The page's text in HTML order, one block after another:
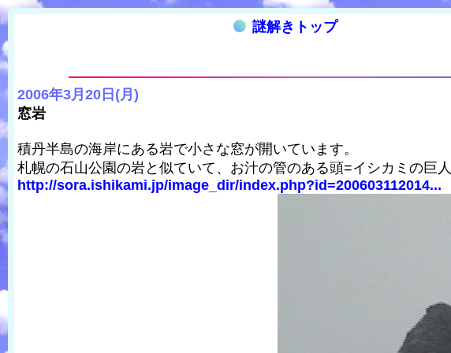
謎解きトップ
2006年3月20日(月)
窓岩
積丹半島の海岸にある岩で小さな窓が開いています。
札幌の石山公園の岩と似ていて、お汁の管のある頭=イシカミの巨
http://sora.ishikami.jp/image_dir/index.php?id=200603112014...